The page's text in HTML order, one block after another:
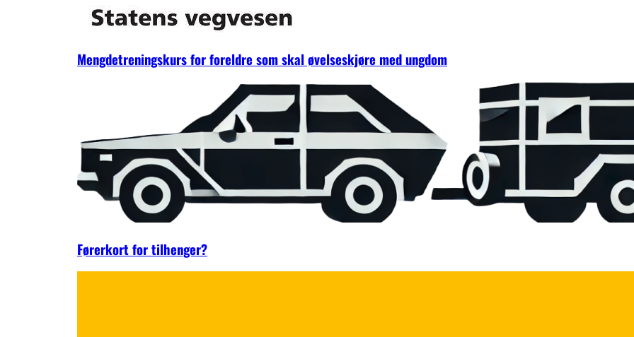
Mengdetreningskurs for foreldre som skal øvelseskjøre med ungdom
Førerkort for tilhenger?